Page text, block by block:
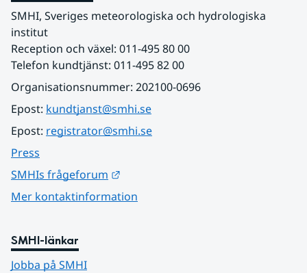
SMHI, Sveriges meteorologiska och hydrologiska
institut
Reception och växel: 011-495 80 00
Telefon kundtjänst: 011-495 82 00
Organisationsnummer: 202100-0696
Epost: kundtjanst@smhi.se
Epost: registrator@smhi.se
Press
SMHIs frågeforum
Mer kontaktinformation
SMHI-länkar
Jobba på SMHI